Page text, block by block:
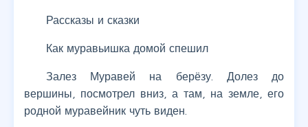
Рассказы и сказки
Как муравьишка домой спешил
Залез Муравей на берёзу. Долез до
вершины, посмотрел вниз, а там, на земле, его
родной муравейник чуть виден.